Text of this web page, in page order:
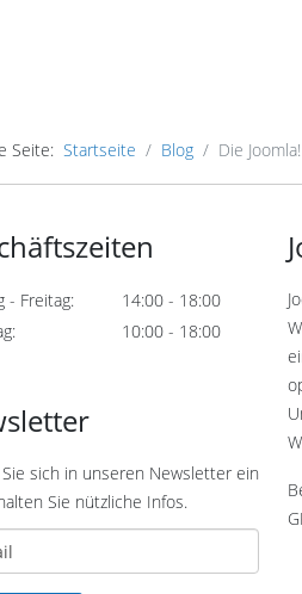
Seite: Startseite Blog Die
- Freitag:
14:00 - 18:00
10:00 - 18:00
Sie sich in unseren Newsletter ein
Sie nützliche Infos.